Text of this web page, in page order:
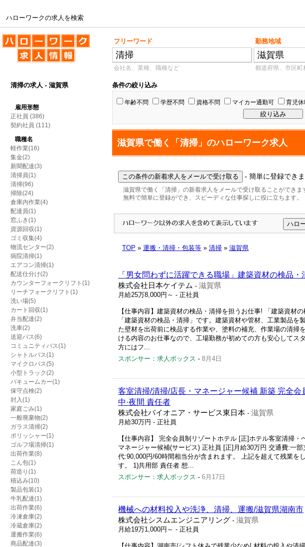
ハローワークの求人を検索
ハローワークの求人を検索 フリーワード 勤務地域
会社名、業種、職種など 都道府県、市区町
清掃の求人 - 滋賀県
雇用形態
正社員 (386)
契約社員 (111)
職種名
軽作業(16)
集金(2)
新聞配達(3)
清掃員(1)
清掃(96)
掃除(24)
倉庫内作業(4)
配達員(1)
窓ふき(1)
資源回収(1)
ゴミ収集(4)
物流センター(2)
病院清掃(1)
エアコン清掃(1)
配送仕分け(2)
カウンターフォークリフト(1)
リーチフォークリフト(1)
洗い場(5)
カート回収(1)
弁当配達(2)
洗車(2)
送迎バス(6)
コミュニティバス(1)
シャトルバス(1)
マイクロバス(5)
小型トラック(2)
バキュームカー(1)
保守点検(2)
封入(1)
家庭ごみ(1)
一般廃棄物(2)
ガラス清掃(2)
ポリッシャー(1)
ゴルフ場清掃(1)
出荷作業(8)
こん包(1)
荷造り(1)
積込み(10)
製品包装(1)
牛乳配達(1)
出荷作業(6)
冷凍倉庫(2)
冷蔵倉庫(2)
運搬作業(6)
商品配達(3)
条件の絞り込み
年齢不問 学歴不問 資格不問 マイカー通勤可 育児休
滋賀県で働く「清掃」のハローワーク求人
- 簡単に登録でき
滋賀県で働く「清掃」の新着求人をメールで受け取ることができま
無料で簡単に登録ができ、スピーディな仕事探しに役に立ちます。
TOP » 運搬・清掃・包装等 » 清掃 » 滋賀県
「男女問わずに活躍できる職場」建築資材の検品
株式会社日本ケイテム - 滋賀県
月給25万8,000円～ - 正社員
【仕事内容】建築資材の検品・清掃を担うお仕事! 「建築資材
「建築資材の検品・清掃」です。建築資材や管材、工業製品を
た壁材を出荷前に検品する作業や、塗料の補充、作業場の清掃
ける内容のお仕事なので、工場勤務が初めての方も安心してス
方にはフ...
スポンサー：求人ボックス - 8月4日
客室清掃/清掃/店長・マネージャー候補 新築 完全会
中·夜間 責任者
株式会社パイオニア・サービス東日本 - 滋賀県
月給30万円 - 正社員
【仕事内容】 完全会員制リゾートホテル [正]ホテル客室清掃・
マネージャー候補(サービス) 正社員 [正]月給30万円 交通費:一
代:90,000円/60時間相当分が含まれます。 上記を超えて残業を
す。 1)共用部 責任者 想...
スポンサー：求人ボックス - 6月17日
機械への材料投入や洗浄、清掃、運搬/滋賀県湖南市
株式会社シスムエンジニアリング - 滋賀県
月給19万1,000円～ - 正社員